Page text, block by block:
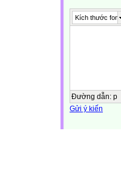
Kích thước font
Đường dẫn: p
Gửi ý kiến